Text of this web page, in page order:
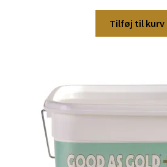
Tilføj til kurv